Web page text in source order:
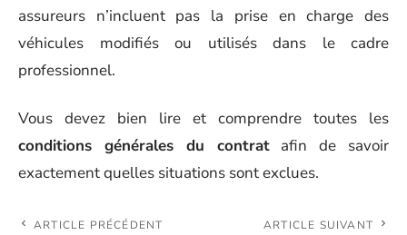
assureurs n’incluent pas la prise en charge des
véhicules modifiés ou utilisés dans le cadre
professionnel.
Vous devez bien lire et comprendre toutes les
conditions générales du contratafin de savoir
exactement quelles situations sont exclues.
ARTICLE PRÉCÉDENT ARTICLE SUIVANT